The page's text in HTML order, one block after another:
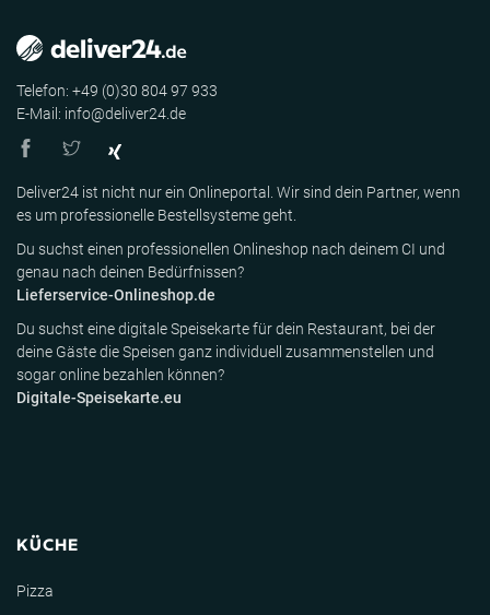
Telefon: +49 (0)30 804 97 933
E-Mail: info@deliver24.de
Deliver24 ist nicht nur ein Onlineportal. Wir sind dein Partner, wenn
es um professionelle Bestellsysteme geht.
Du suchst einen professionellen Onlineshop nach deinem CI und
genau nach deinen Bedürfnissen?
Lieferservice-Onlineshop.de
Du suchst eine digitale Speisekarte für dein Restaurant, bei der
deine Gäste die Speisen ganz individuell zusammenstellen und
sogar online bezahlen können?
Digitale-Speisekarte.eu
KÜCHE
Pizza